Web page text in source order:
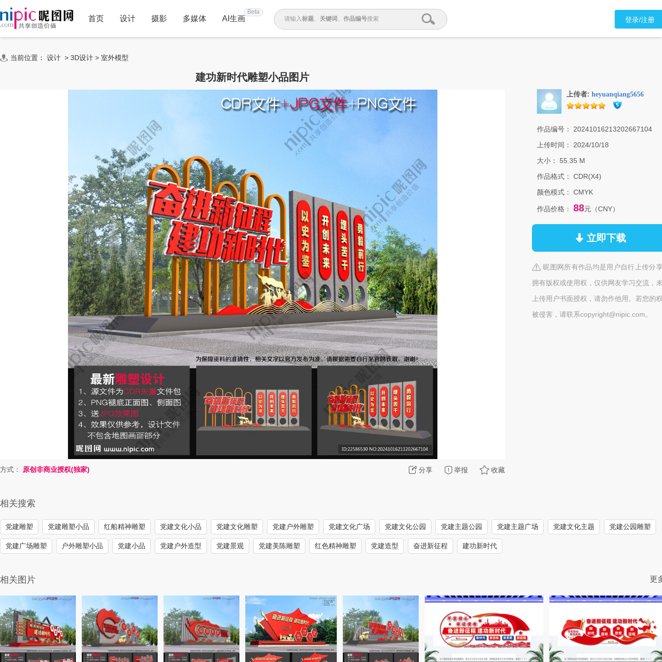
首页 设计 摄影 多媒体 AI生画
Beta
请输入标题、 关键词 、 作品编号搜索 登录/注册
当前位置： 设计 > 3D设计 > 室外模型
建功新时代雕塑小品图片
分享 举报 收藏
方式： 原创非商业授权(独家)
上传者: heyuanqiang5656
作品编号：
20241016213202667104
上传时间：
2024/10/18
大小：
55.35 M
作品格式：
CDR(X4)
颜色模式：
CMYK
作品价格： 88元（CNY）
立即下载
昵图网所有作品均是用户自行上传分
拥有版权或使用权，仅供网友学习交流，
上传用户书面授权，请勿作他用。若您的
被侵害，请联系copyright@nipic.com。
相关搜索
党建雕塑 党建雕塑小品 红船精神雕塑 党建文化小品 党建文化雕塑 党建户外雕塑 党建文化广场 党建文化公园 党建主题公园 党建主题广场 党建文化主题 党建公园雕塑
党建广场雕塑 户外雕塑小品 党建小品 党建户外造型 党建景观 党建美陈雕塑 红色精神雕塑 党建造型 奋进新征程 建功新时代
相关图片 更